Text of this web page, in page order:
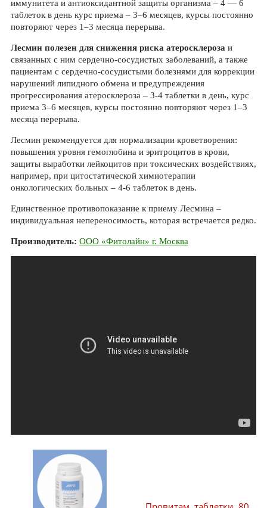
иммунитета и антиоксидантной защиты организма – 4 — 6
таблеток в день курс приема – 3–6 месяцев, курсы постоянно
повторяют через 1–3 месяца перерыва.
Лесмин полезен для снижения риска атеросклероза и
связанных с ним сердечно-сосудистых заболеваний, а также
пациентам с сердечно-сосудистыми болезнями для коррекции
нарушений липидного обмена и предупреждения
прогрессирования атеросклероза – 3-4 таблетки в день, курс
приема 3–6 месяцев, курсы постоянно повторяют через 1–3
месяца перерыва.
Лесмин рекомендуется для нормализации кроветворения:
повышения уровня гемоглобина и эритроцитов в крови,
защиты выработки лейкоцитов при токсических воздействиях,
например, при цитостатической химиотерапии
онкологических больных – 4-6 таблеток в день.
Единственное противопоказание к приему Лесмина –
индивидуальная непереносимость, которая встречается редко.
Производитель: ООО «Фитолайн» г. Москва